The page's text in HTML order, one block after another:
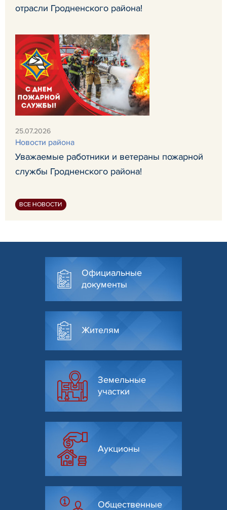
отрасли Гродненского района!
25.07.2026
Новости района
Уважаемые работники и ветераны пожарной
службы Гродненского района!
ВСЕ НОВОСТИ
Официальные
документы
Жителям
Земельные
участки
Аукционы
Общественные